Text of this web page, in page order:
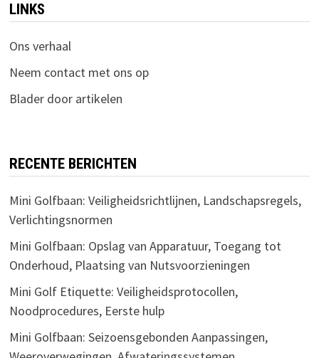
LINKS
Ons verhaal
Neem contact met ons op
Blader door artikelen
RECENTE BERICHTEN
Mini Golfbaan: Veiligheidsrichtlijnen, Landschapsregels,
Verlichtingsnormen
Mini Golfbaan: Opslag van Apparatuur, Toegang tot
Onderhoud, Plaatsing van Nutsvoorzieningen
Mini Golf Etiquette: Veiligheidsprotocollen,
Noodprocedures, Eerste hulp
Mini Golfbaan: Seizoensgebonden Aanpassingen,